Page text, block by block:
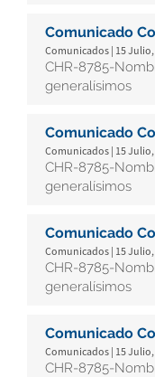
Comunicado
Comunicados | 15 Julio,
CHR-8785-
generalísimos
Comunicado
Comunicados | 15 Julio,
CHR-8785-
generalísimos
Comunicado
Comunicados | 15 Julio,
CHR-8785-
generalísimos
Comunicado
Comunicados | 15 Julio,
CHR-8785-